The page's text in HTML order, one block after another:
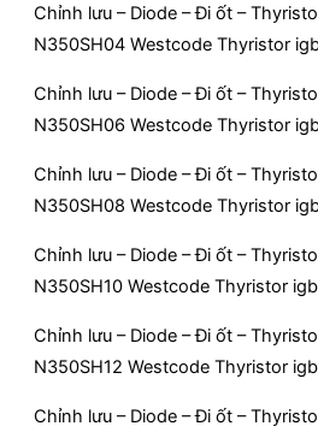
Chỉnh lưu – Diode – Đi ốt –
N350SH04 Westcode Thyristor
Chỉnh lưu – Diode – Đi ốt –
N350SH06 Westcode Thyristor
Chỉnh lưu – Diode – Đi ốt –
N350SH08 Westcode Thyristor
Chỉnh lưu – Diode – Đi ốt –
N350SH10 Westcode Thyristor
Chỉnh lưu – Diode – Đi ốt –
N350SH12 Westcode Thyristor
Chỉnh lưu – Diode – Đi ốt –